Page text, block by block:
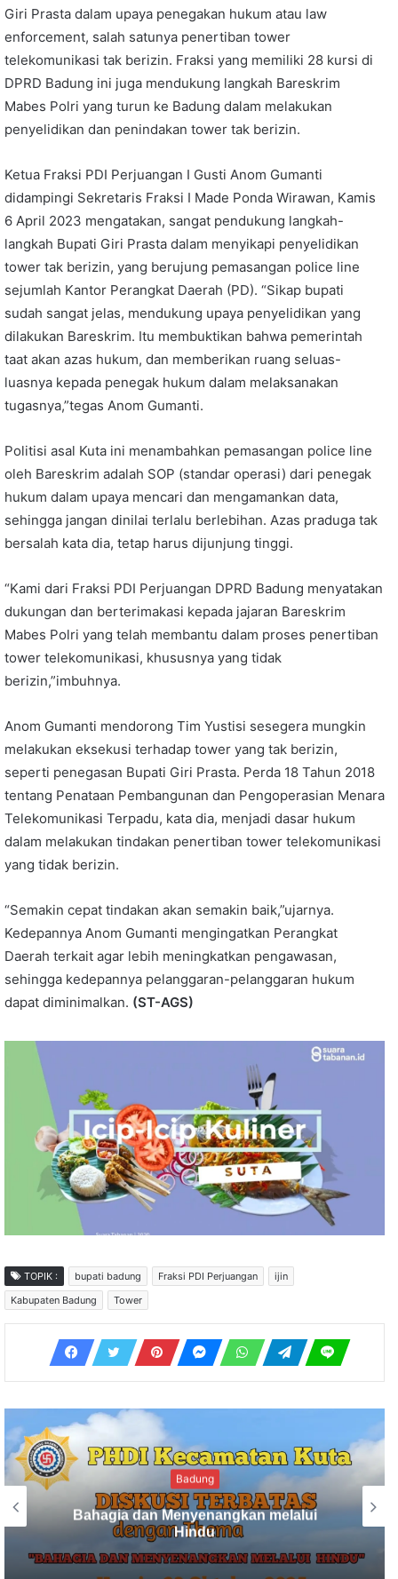
Giri Prasta dalam upaya penegakan hukum atau law
enforcement, salah satunya penertiban tower
telekomunikasi tak berizin. Fraksi yang memiliki 28 kursi di
DPRD Badung ini juga mendukung langkah Bareskrim
Mabes Polri yang turun ke Badung dalam melakukan
penyelidikan dan penindakan tower tak berizin.
Ketua Fraksi PDI Perjuangan I Gusti Anom Gumanti
didampingi Sekretaris Fraksi I Made Ponda Wirawan, Kamis
6 April 2023 mengatakan, sangat pendukung langkah-
langkah Bupati Giri Prasta dalam menyikapi penyelidikan
tower tak berizin, yang berujung pemasangan police line
sejumlah Kantor Perangkat Daerah (PD). “Sikap bupati
sudah sangat jelas, mendukung upaya penyelidikan yang
dilakukan Bareskrim. Itu membuktikan bahwa pemerintah
taat akan azas hukum, dan memberikan ruang seluas-
luasnya kepada penegak hukum dalam melaksanakan
tugasnya,”tegas Anom Gumanti.
Politisi asal Kuta ini menambahkan pemasangan police line
oleh Bareskrim adalah SOP (standar operasi) dari penegak
hukum dalam upaya mencari dan mengamankan data,
sehingga jangan dinilai terlalu berlebihan. Azas praduga tak
bersalah kata dia, tetap harus dijunjung tinggi.
“Kami dari Fraksi PDI Perjuangan DPRD Badung menyatakan
dukungan dan berterimakasi kepada jajaran Bareskrim
Mabes Polri yang telah membantu dalam proses penertiban
tower telekomunikasi, khususnya yang tidak
berizin,”imbuhnya.
Anom Gumanti mendorong Tim Yustisi sesegera mungkin
melakukan eksekusi terhadap tower yang tak berizin,
seperti penegasan Bupati Giri Prasta. Perda 18 Tahun 2018
tentang Penataan Pembangunan dan Pengoperasian Menara
Telekomunikasi Terpadu, kata dia, menjadi dasar hukum
dalam melakukan tindakan penertiban tower telekomunikasi
yang tidak berizin.
“Semakin cepat tindakan akan semakin baik,”ujarnya.
Kedepannya Anom Gumanti mengingatkan Perangkat
Daerah terkait agar lebih meningkatkan pengawasan,
sehingga kedepannya pelanggaran-pelanggaran hukum
dapat diminimalkan. (ST-AGS)
TOPIK : bupati badung Fraksi PDI Perjuangan
ijin
Kabupaten Badung
Tower
Birokrasi
PLN Serahkan Bantuan Bibit Mangrove